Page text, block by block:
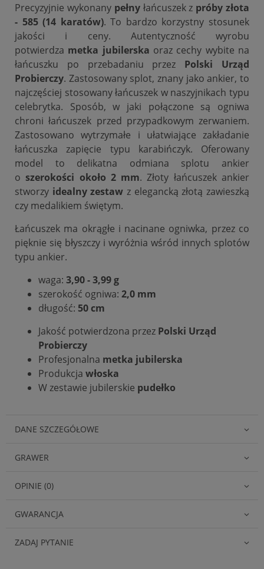
Precyzyjnie wykonany pełny łańcuszek z próby złota
- 585 (14 karatów). To bardzo korzystny stosunek
jakości i ceny. Autentyczność wyrobu
potwierdza metka jubilerska oraz cechy wybite na
łańcuszku po przebadaniu przez
Polski Urząd
Probierczy. Zastosowany splot, znany jako ankier, to
najczęściej stosowany łańcuszek w naszyjnikach typu
celebrytka. Sposób, w jaki połączone są ogniwa
chroni łańcuszek przed przypadkowym zerwaniem.
Zastosowano wytrzymałe i ułatwiające zakładanie
łańcuszka zapięcie typu karabińczyk. Oferowany
model to delikatna odmiana splotu ankier
o szerokości około 2 mm. Złoty łańcuszek ankier
stworzy idealny zestaw z elegancką złotą zawieszką
czy medalikiem świętym.
Łańcuszek ma okrągłe i nacinane ogniwka, przez co
pięknie się błyszczy i wyróżnia wśród innych splotów
typu ankier.
waga: 3,90 - 3,99 g
szerokość ogniwa: 2,0 mm
długość: 50 cm
Jakość potwierdzona przez Polski Urząd
Probierczy
Profesjonalna metka jubilerska
Produkcja włoska
W zestawie jubilerskie pudełko
DANE SZCZEGÓŁOWE
GRAWER
OPINIE (0)
GWARANCJA
ZADAJ PYTANIE